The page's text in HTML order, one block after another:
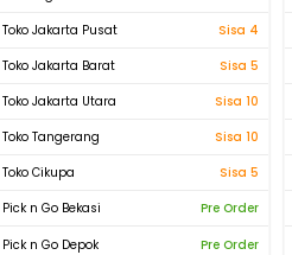
Toko Jakarta Pusat
Sisa 4
Toko Jakarta Barat
Sisa 5
Toko Jakarta Utara
Sisa 10
Toko Tangerang
Sisa 10
Toko Cikupa
Sisa 5
Pick n Go Bekasi
Pre Order
Pick n Go Depok
Pre Order